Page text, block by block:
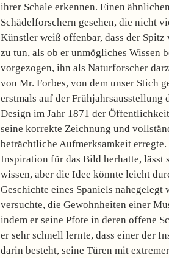
ihrer Schale erkennen. Einen
Schädelforschern gesehen, die nicht
Künstler weiß offenbar, dass der
zu tun, als ob er unmögliches Wissen
vorgezogen, ihn als Naturforscher
von Mr. Forbes, von dem unser Stich
erstmals auf der Frühjahrsausstellung
Design im Jahr 1871 der
seine korrekte Zeichnung und
beträchtliche Aufmerksamkeit
Inspiration für das Bild herhatte, lässt
wissen, aber die Idee könnte leicht
Geschichte eines Spaniels nahegelegt
versuchte, die Gewohnheiten einer
indem er seine Pfote in deren offene
er sehr schnell lernte, dass einer der
darin besteht, seine Türen mit